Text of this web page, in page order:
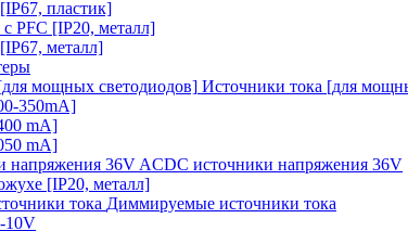
пластик]
PFC [IP20, металл]
металл]
Источники тока [для
350mA]
mA]
mA]
ACDC источники напряжения 36V
[IP20, металл]
Диммируемые источники тока
10V